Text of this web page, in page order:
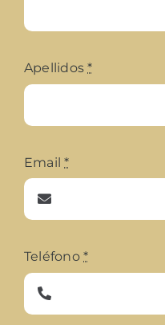
Apellidos*
Email*
Teléfono*